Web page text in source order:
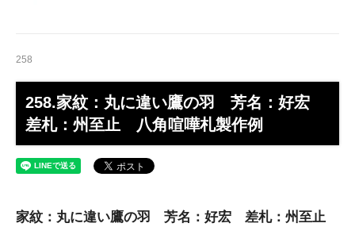
258
258.家紋：丸に違い鷹の羽 芳名：好宏
差札：州至止 八角喧嘩札製作例
家紋：丸に違い鷹の羽 芳名：好宏 差札：州至止